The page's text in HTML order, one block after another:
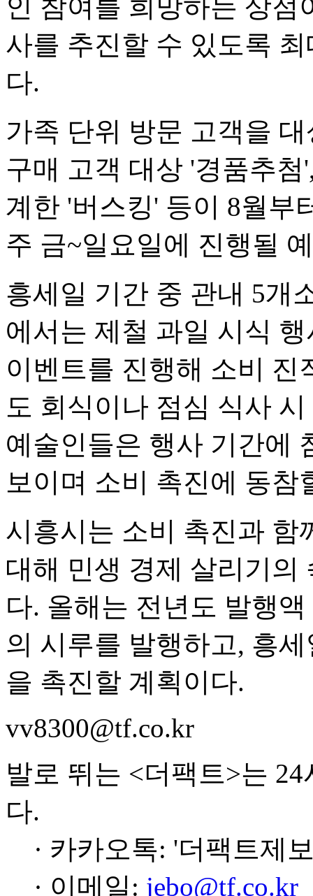
인 참여를 희망하는 상점
사를 추진할 수 있도록
다.
가족 단위 방문 고객을
구매 고객 대상 '경품추
계한 '버스킹' 등이 8월부
주 금~일요일에 진행될
흥세일 기간 중 관내 5개
에서는 제철 과일 시식
이벤트를 진행해 소비 진
도 회식이나 점심 식사
예술인들은 행사 기간에
보이며 소비 촉진에 동참
시흥시는 소비 촉진과 함
대해 민생 경제 살리기의
다. 올해는 전년도 발행
의 시루를 발행하고, 흥
을 촉진할 계획이다.
vv8300@tf.co.kr
발로 뛰는 <더팩트>는
다.
· 카카오톡: '더팩트제
· 이메일: jebo@tf.co.kr